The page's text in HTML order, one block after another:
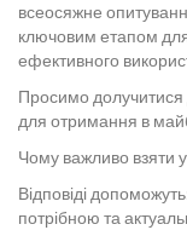
всеосяжне
ключовим етапом для
ефективного
Просимо
для отримання в
Чому важливо взяти
Відповіді
потрібною та